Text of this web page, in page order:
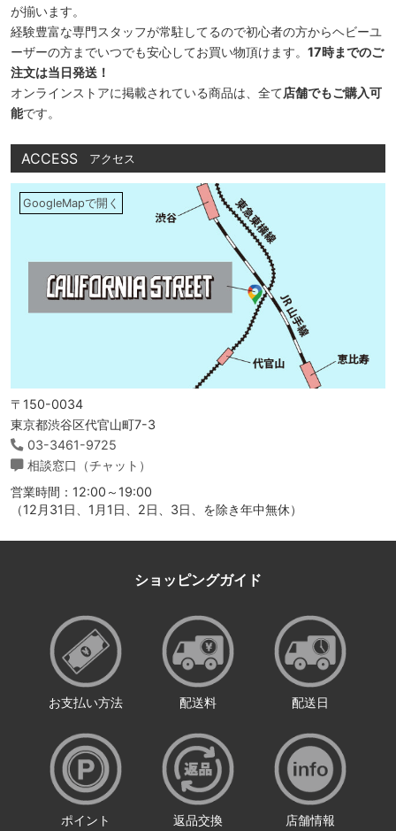
が揃います。
経験豊富な専門スタッフが常駐してるので初心者の方からヘビーユ
ーザーの方までいつでも安心してお買い物頂けます。 17時までのご
注文は当日発送！
オンラインストアに掲載されている商品は、全て店舗でもご購入可
能です。
ACCESS アクセス
GoogleMapで開く
〒150-0034
東京都渋谷区代官山町7-3
03-3461-9725
相談窓口（チャット）
営業時間：12:00～19:00
（12月31日、1月1日、2日、3日、を除き年中無休）
ショッピングガイド
お支払い方法 配送料 配送日
ポイント 返品交換 店舗情報